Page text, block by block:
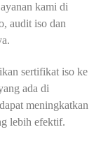
kami di
audit iso dan
sertifikat iso ke
ada di
meningkatkan
lebih efektif.